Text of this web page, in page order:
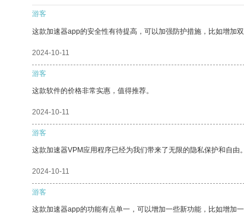
游客
这款加速器app的安全性有待提高，可以加强防护措施，比如增加双
2024-10-11
游客
这款软件的价格非常实惠，值得推荐。
2024-10-11
游客
这款加速器VPM应用程序已经为我们带来了无限的隐私保护和自由。
2024-10-11
游客
这款加速器app的功能有点单一，可以增加一些新功能，比如增加一